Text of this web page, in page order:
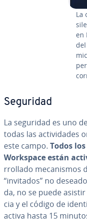
La
en
Seguridad
La seguridad es uno
todas las ac­ti­vi­da­des
este campo. Todos
Workspace están
rro­lla­do me­ca­ni­s­mos
“invitados” no
da, no se puede
cia y el código de
activa hasta 15